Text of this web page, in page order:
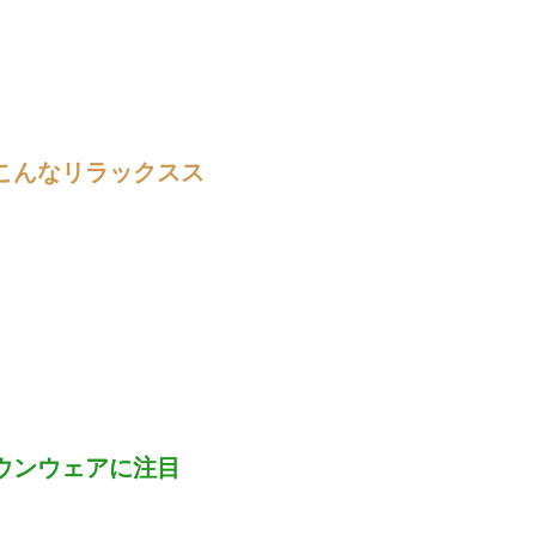
んなリラックスス
ンウェアに注目